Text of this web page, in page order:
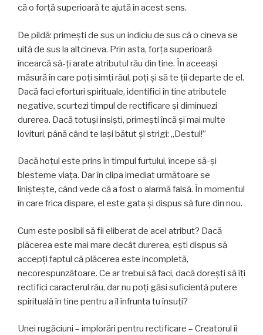
că o forță superioară te ajută în acest sens.
De pildă: primești de sus un indiciu de sus că o cineva se
uită de sus la altcineva. Prin asta, forța superioară
încearcă să-ţi arate atributul rău din tine. În aceeași
măsură în care poţi simţi răul, poţi şi să te ţii departe de el.
Dacă faci eforturi spirituale, identifici în tine atributele
negative, scurtezi timpul de rectificare și diminuezi
durerea. Dacă totuşi insişti, primești încă şi mai multe
lovituri, până când te laşi bătut și strigi: „Destul!”
Dacă hoțul este prins în timpul furtului, începe să-și
blesteme viața. Dar în clipa imediat următoare se
liniștește, când vede că a fost o alarmă falsă. În momentul
în care frica dispare, el este gata și dispus să fure din nou.
Cum este posibil să fii eliberat de acel atribut? Dacă
plăcerea este mai mare decât durerea, eşti dispus să
accepţi faptul că plăcerea este incompletă,
necorespunzătoare. Ce ar trebui să faci, dacă doreşti să îţi
rectifici caracterul rău, dar nu poţi găsi suficientă putere
spirituală în tine pentru a îl înfrunta tu însuţi?
Unei rugăciuni – implorări pentru rectificare – Creatorul îi